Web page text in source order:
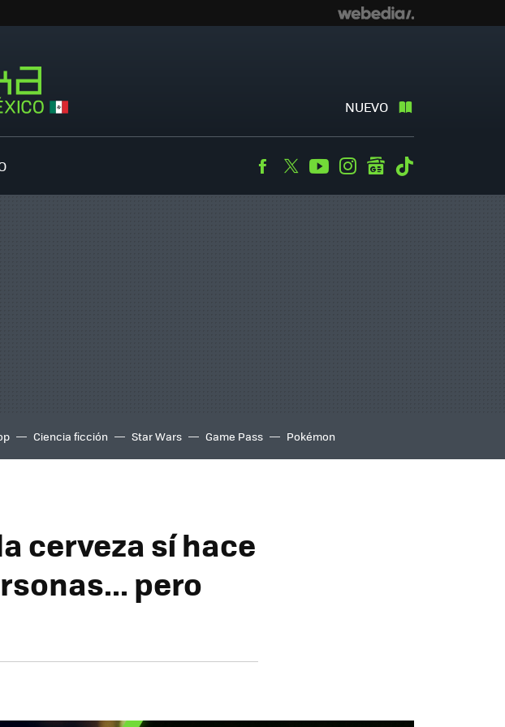
NUEVO
Facebook
TwitterYoutubeInstagramgooglenews
Ciencia ficción Star Wars Game Pass Pokémon
cerveza sí hace
pero